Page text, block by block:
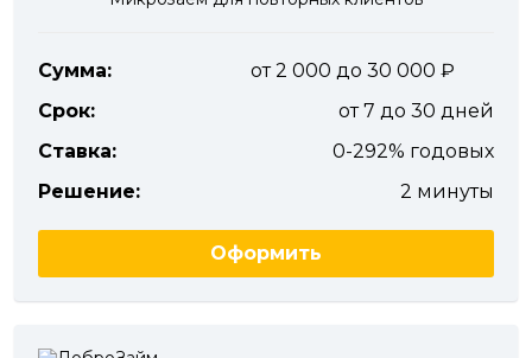
Сумма:
от 2 000 до 30 000
Срок:
от 7 до 30 дней
Ставка:
0-292% годовых
Решение:
2 минуты
Оформить